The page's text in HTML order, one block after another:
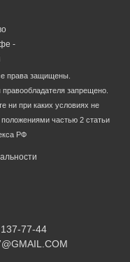
права защищены.
правообладателя запрещено.
ни при каких условиях не
частью 2 статьи
РФ
77-44